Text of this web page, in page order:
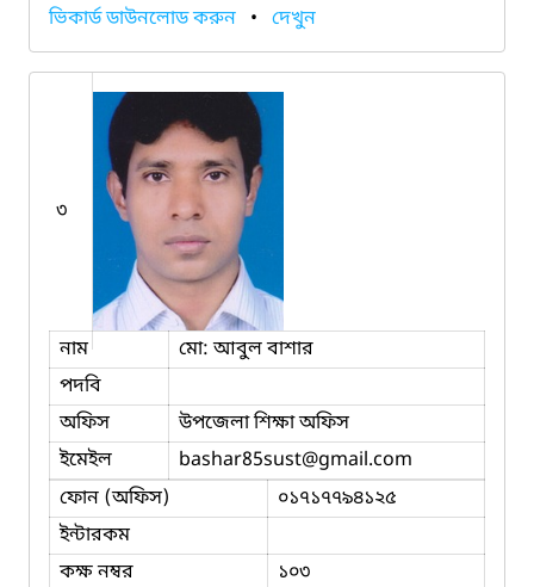
ভিকার্ড ডাউনলোড করুন • দেখুন
৩
নাম
মো: আবুল বাশার
পদবি
অফিস
উপজেলা শিক্ষা অফিস
ইমেইল
bashar85sust@gmail.com
ফোন (অফিস)
০১৭১৭৭৯৪১২৫
ইন্টারকম
কক্ষ নম্বর
১০৩